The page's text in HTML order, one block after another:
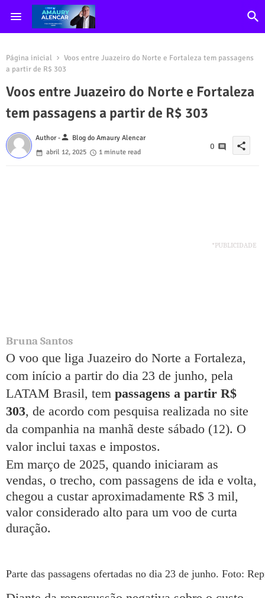
Página inicial
Voos entre Juazeiro do Norte e Fortaleza tem passagens
a partir de R$ 303
Voos entre Juazeiro do Norte e Fortaleza
tem passagens a partir de R$ 303
Author -person Blog do Amaury Alencar
abril 12, 2025
1 minute read
0 share
*PUBLICIDADE
Bruna Santos
O voo que liga Juazeiro do Norte a Fortaleza,
com início a partir do dia 23 de junho, pela
LATAM Brasil, tem passagens a partir R$
303, de acordo com pesquisa realizada no site
da companhia na manhã deste sábado (12). O
valor inclui taxas e impostos.
Em março de 2025, quando iniciaram as
vendas, o trecho, com passagens de ida e volta,
chegou a custar aproximadamente R$ 3 mil,
valor considerado alto para um voo de curta
duração.
Parte das passagens ofertadas no dia 23 de junho. Foto: